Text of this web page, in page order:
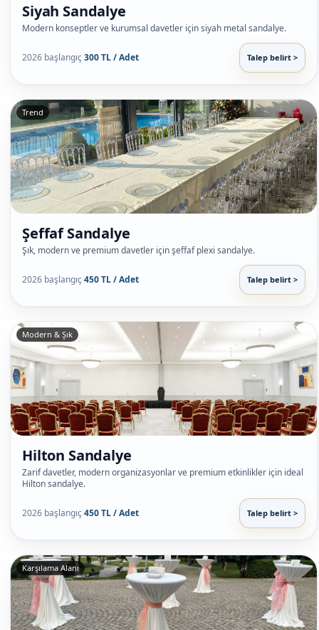
Siyah Sandalye
Modern konseptler ve kurumsal davetler için siyah metal sandalye.
2026 başlangıç300 TL / Adet Talep belirt >
Trend
Şeffaf Sandalye
Şık, modern ve premium davetler için şeffaf plexi sandalye.
2026 başlangıç450 TL / Adet Talep belirt >
Modern & Şık
Hilton Sandalye
Zarif davetler, modern organizasyonlar ve premium etkinlikler için ideal
Hilton sandalye.
2026 başlangıç450 TL / Adet Talep belirt >
Karşılama Alanı